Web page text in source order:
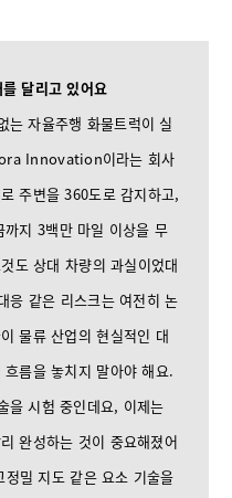
달리고 있어요
는 자율주행 화물트럭이 실
Innovation이라는 회사
주변을 360도로 감지하고,
까지 3백만 마일 이상을 무
도 상대 차량의 과실이었대
응 같은 리스크는 여전히 논
물류 산업의 현실적인 대
름을 놓치지 말아야 해요.
을 시험 중인데요, 이제는
완성하는 것이 중요해졌어
밀 지도 같은 요소 기술을